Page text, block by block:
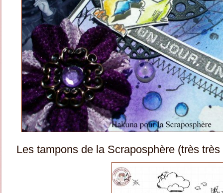
Les tampons de la Scraposphère (très